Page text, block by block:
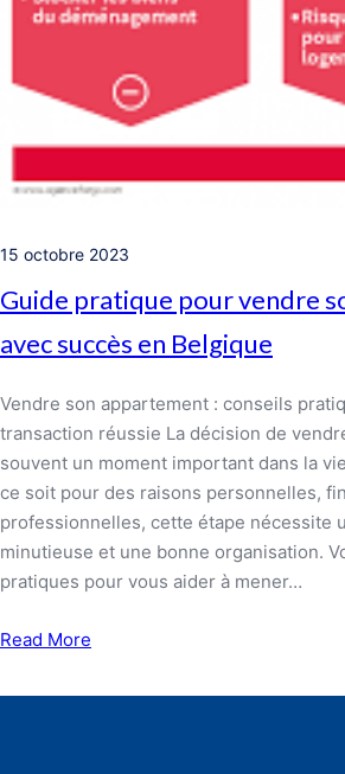
15 octobre 2023
Guide pratique pour vendre
avec succès en Belgique
Vendre son appartement : conseils
transaction réussie La décision de
souvent un moment important dans la
ce soit pour des raisons personnelles,
professionnelles, cette étape nécessite
minutieuse et une bonne organisation.
pratiques pour vous aider à mener…
Read More